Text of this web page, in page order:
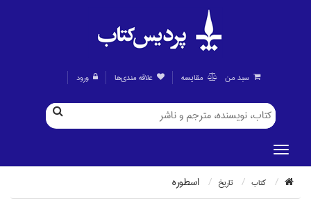
ورود علاقه مندی‌ها مقايسه سبد من
كتاب تاريخ اسطوره